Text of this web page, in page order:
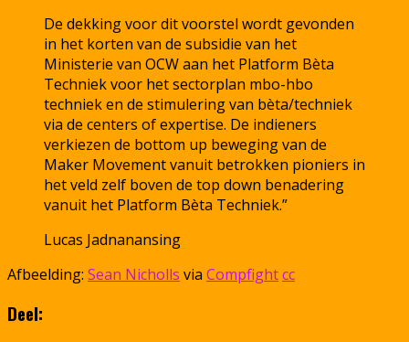
De dekking voor dit voorstel wordt gevonden
in het korten van de subsidie van het
Ministerie van OCW aan het Platform Bèta
Techniek voor het sectorplan mbo-hbo
techniek en de stimulering van bèta/techniek
via de centers of expertise. De indieners
verkiezen de bottom up beweging van de
Maker Movement vanuit betrokken pioniers in
het veld zelf boven de top down benadering
vanuit het Platform Bèta Techniek.”
Lucas Jadnanansing
Afbeelding: Sean Nicholls via Compfightcc
Deel: